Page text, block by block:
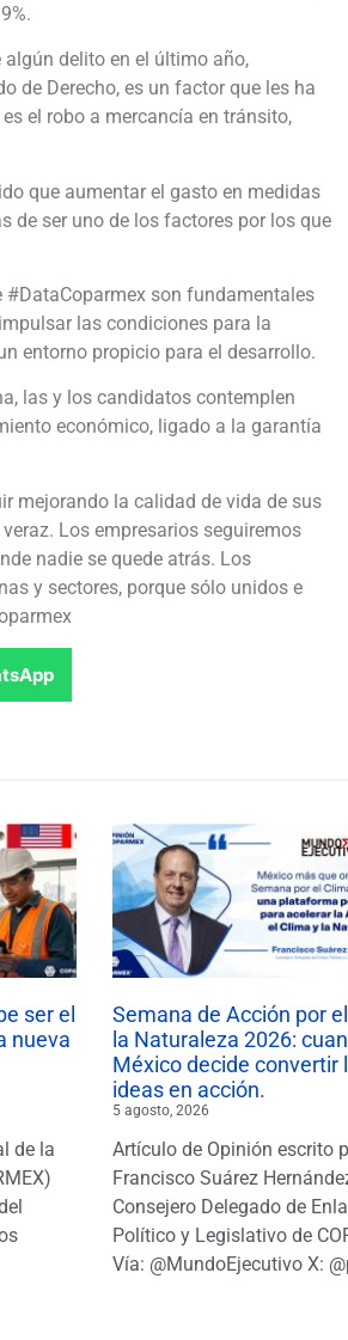
delito en el último año,
de Derecho, es un factor que les ha
el robo a mercancía en tránsito,
que aumentar el gasto en medidas
de ser uno de los factores por los que
son fundamentales
las condiciones para la
entorno propicio para el desarrollo.
las y los candidatos contemplen
económico, ligado a la garantía
mejorando la calidad de vida de sus
Los empresarios seguiremos
nadie se quede atrás. Los
y sectores, porque sólo unidos e
ser el
nueva
de la
Semana de Acción por
la Naturaleza 2026:
México decide convertir
ideas en acción.
5 agosto, 2026
Artículo de Opinión escrito
Francisco Suárez
Consejero Delegado de
Político y Legislativo de
Vía: @MundoEjecutivo X: